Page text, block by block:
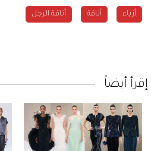
أزياء أناقة أناقة الرجل
إقرأ أيضاً